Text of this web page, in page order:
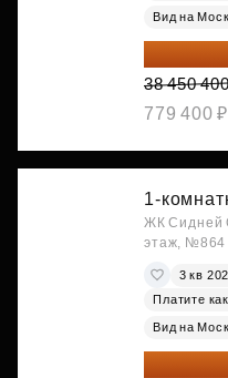
Вид на
28 837
38 450
779 400
1-
ЖК Сидней
этаж, №864
3 кв
Платите
Вид на
28 870